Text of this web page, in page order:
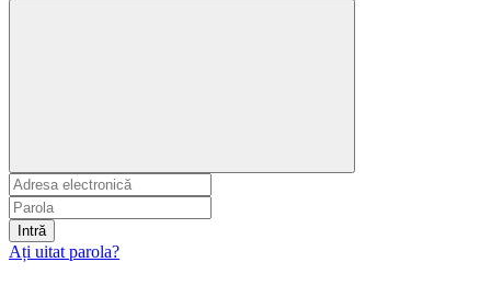
Intră
Ați uitat parola?